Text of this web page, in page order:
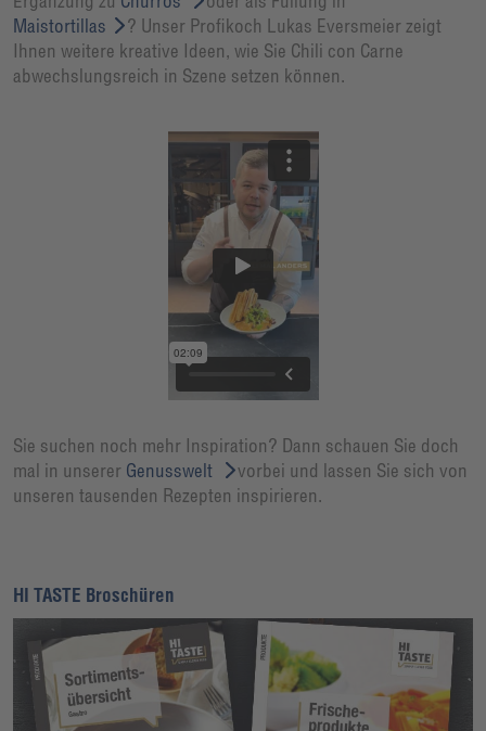
Maistortillas
? Unser Profikoch Lukas Eversmeier zeigt
Ihnen weitere kreative Ideen, wie Sie Chili con Carne
abwechslungsreich in Szene setzen können.
Sie suchen noch mehr Inspiration? Dann schauen Sie doch
mal in unserer Genusswelt
vorbei und lassen Sie sich von
unseren tausenden Rezepten inspirieren.
HI TASTE Broschüren